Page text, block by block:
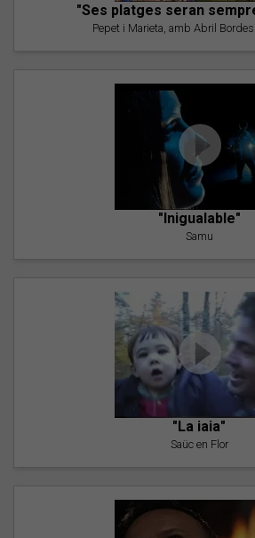
"Ses platges seran
Pepet i Marieta, amb Abril
"Inigualable"
Samu
"La iaia"
Saüc en Flor